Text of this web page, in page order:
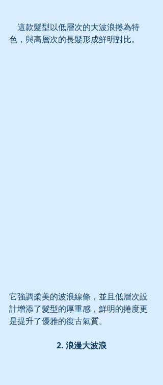
色，與高層次的長髮形成鮮明對比。
它強調柔美的波浪線條，並且低層次設
計增添了髮型的厚重感，鮮明的捲度更
是提升了優雅的復古氣質。
2. 浪漫大波浪